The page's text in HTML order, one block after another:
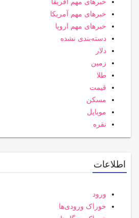
خبرهای مهم آمریکا
خبرهای مهم اروپا
دسته‌بندی نشده
دلار
زمین
طلا
قیمت
مسکن
موبایل
نقره
اطلاعات
ورود
خوراک ورودی‌ها